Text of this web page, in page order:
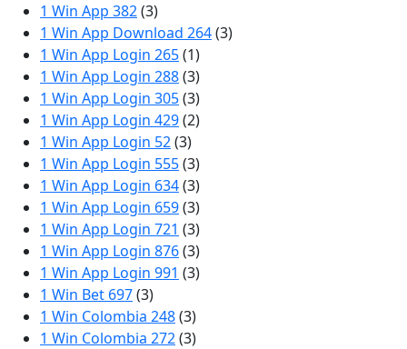
1 Win App 382(3)
1 Win App Download 264(3)
1 Win App Login 265(1)
1 Win App Login 288(3)
1 Win App Login 305(3)
1 Win App Login 429(2)
1 Win App Login 52(3)
1 Win App Login 555(3)
1 Win App Login 634(3)
1 Win App Login 659(3)
1 Win App Login 721 (3)
1 Win App Login 876(3)
1 Win App Login 991 (3)
1 Win Bet 697(3)
1 Win Colombia 248(3)
1 Win Colombia 272(3)